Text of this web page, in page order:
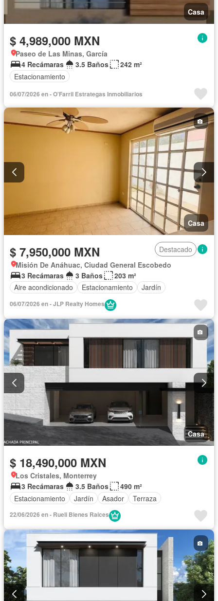
Casa
$ 4,989,000 MXN
Paseo de Las Minas, García
4 Recámaras
3.5 Baños
242 m²
Estacionamiento
06/07/2026 en - O'Farril Estrategas Inmobiliarios
Casa
$ 7,950,000 MXN
Destacado
Misión De Anáhuac, Ciudad General Escobedo
3 Recámaras
3 Baños
203 m²
Aire acondicionado
Estacionamiento Jardín
06/07/2026 en - JLP Realty Homes
Casa
$ 18,490,000 MXN
Los Cristales, Monterrey
3 Recámaras
3.5 Baños
490 m²
Estacionamiento
Jardín Asador Terraza
22/06/2026 en - Rueli Bienes Raices